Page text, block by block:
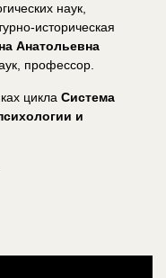
наук,
историческая
Анатольевна
профессор.
цикла Система
и